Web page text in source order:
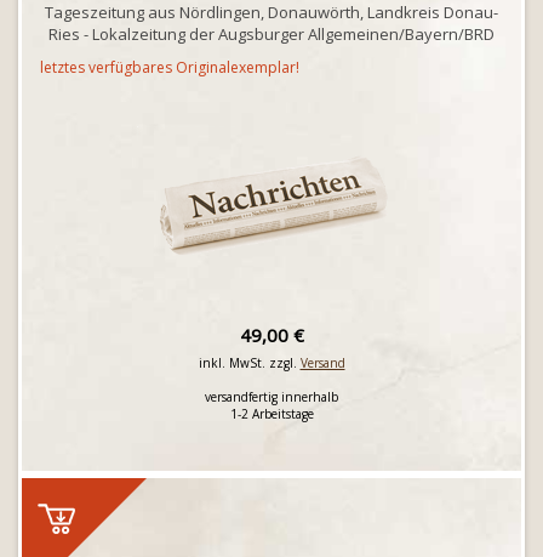
Tageszeitung aus Nördlingen, Donauwörth, Landkreis Donau-
Ries - Lokalzeitung der Augsburger Allgemeinen/Bayern/BRD
letztes verfügbares Originalexemplar!
49,00 €
inkl. MwSt. zzgl. Versand
versandfertig innerhalb
1-2 Arbeitstage